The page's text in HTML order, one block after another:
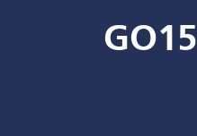
هيئة الربط الكهربائي الخليجي تستضيف الاجتماع السنوي لمنظمة GO15